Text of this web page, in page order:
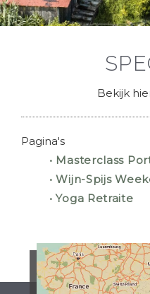
Bekijk
Pagina's
• Masterclass
•Wijn-Spijs
•Yoga Retraite